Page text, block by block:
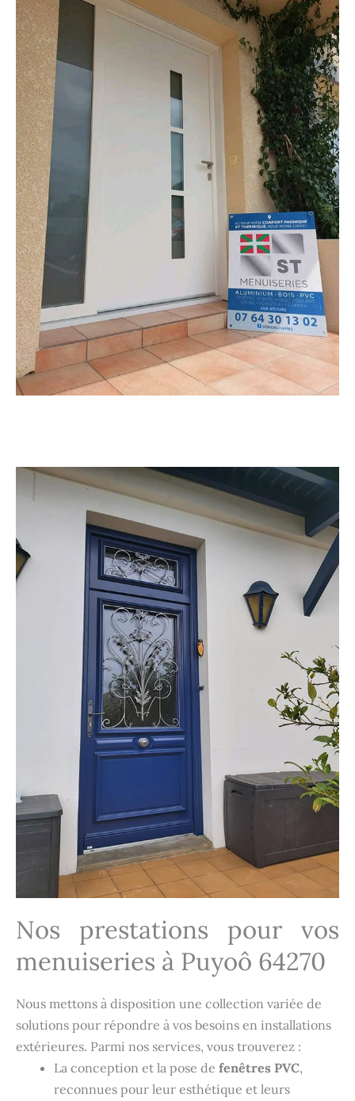
Nos prestations pour vos
menuiseries à Puyoô 64270
Nous mettons à disposition une collection variée de
solutions pour répondre à vos besoins en installations
extérieures. Parmi nos services, vous trouverez :
La conception et la pose de fenêtres PVC,
reconnues pour leur esthétique et leurs